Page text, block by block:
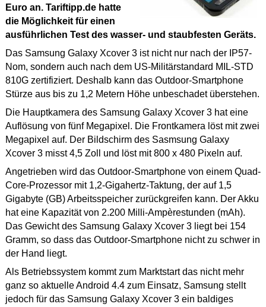
Euro an. Tariftipp.de hatte
die Möglichkeit für einen
ausführlichen Test des wasser- und staubfesten Geräts.
Das Samsung Galaxy Xcover 3 ist nicht nur nach der IP57-
Nom, sondern auch nach dem US-Militärstandard MIL-STD
810G zertifiziert. Deshalb kann das Outdoor-Smartphone
Stürze aus bis zu 1,2 Metern Höhe unbeschadet überstehen.
Die Hauptkamera des Samsung Galaxy Xcover 3 hat eine
Auflösung von fünf Megapixel. Die Frontkamera löst mit zwei
Megapixel auf. Der Bildschirm des Sasmsung Galaxy
Xcover 3 misst 4,5 Zoll und löst mit 800 x 480 Pixeln auf.
Angetrieben wird das Outdoor-Smartphone von einem Quad-
Core-Prozessor mit 1,2-Gigahertz-Taktung, der auf 1,5
Gigabyte (GB) Arbeitsspeicher zurückgreifen kann. Der Akku
hat eine Kapazität von 2.200 Milli-Ampèrestunden (mAh).
Das Gewicht des Samsung Galaxy Xcover 3 liegt bei 154
Gramm, so dass das Outdoor-Smartphone nicht zu schwer in
der Hand liegt.
Als Betriebssystem kommt zum Marktstart das nicht mehr
ganz so aktuelle Android 4.4 zum Einsatz, Samsung stellt
jedoch für das Samsung Galaxy Xcover 3 ein baldiges